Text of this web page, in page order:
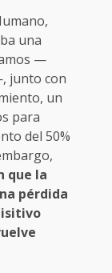
una
—
junto con
un
para
del 50%
que la
pérdida